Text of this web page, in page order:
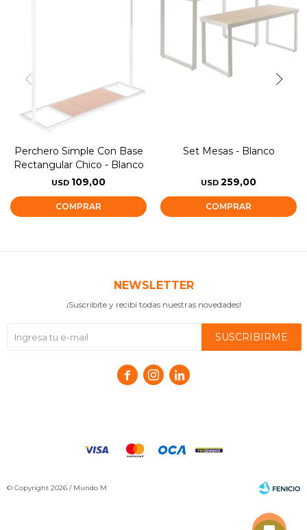
Perchero Simple Con Base
Rectangular Chico - Blanco
USD 109,00
Set Mesas - Blanco
USD 259,00
NEWSLETTER
¡Suscribite y recibí todas nuestras novedades!
SUSCRIBIRME
  
© Copyright 2026 / Mundo M